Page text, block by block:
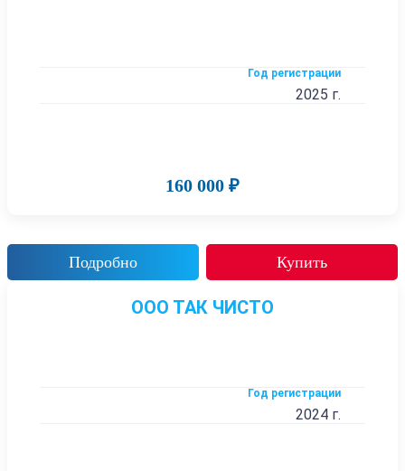
Год регистрации
2025 г.
160 000 ₽
Подробно Купить
ООО ТАК ЧИСТО
Год регистрации
2024 г.